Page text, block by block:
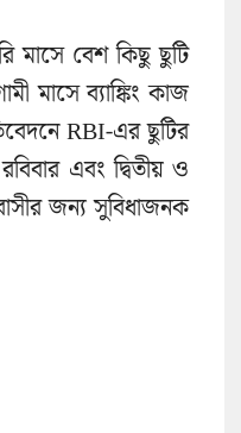
মাসে বেশ কিছু ছুটি
মাসে ব্যাঙ্কিং কাজ
RBI-এর ছুটির
এবং দ্বিতীয় ও
জন্য সুবিধাজনক